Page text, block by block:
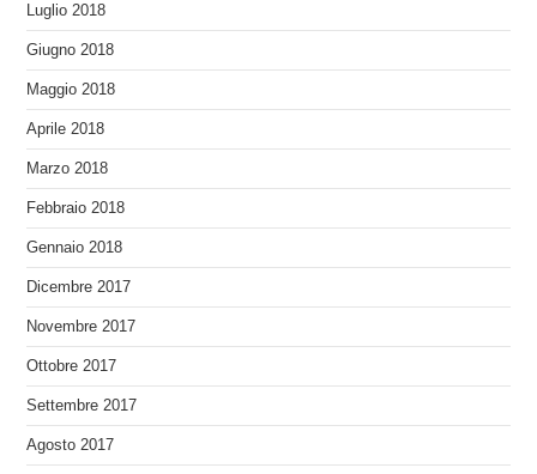
Luglio 2018
Giugno 2018
Maggio 2018
Aprile 2018
Marzo 2018
Febbraio 2018
Gennaio 2018
Dicembre 2017
Novembre 2017
Ottobre 2017
Settembre 2017
Agosto 2017